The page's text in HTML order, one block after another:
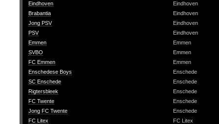
Eindhoven
Eindhoven
Brabantia
Eindhoven
Jong PSV
Eindhoven
PSV
Eindhoven
Emmen
Emmen
SVBO
Emmen
FC Emmen
Emmen
Enschedese Boys
Enschede
SC Enschede
Enschede
Rigtersbleek
Enschede
FC Twente
Enschede
Jong FC Twente
Enschede
FC Litex
FC Litex